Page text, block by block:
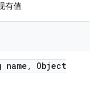
有值
,
Object